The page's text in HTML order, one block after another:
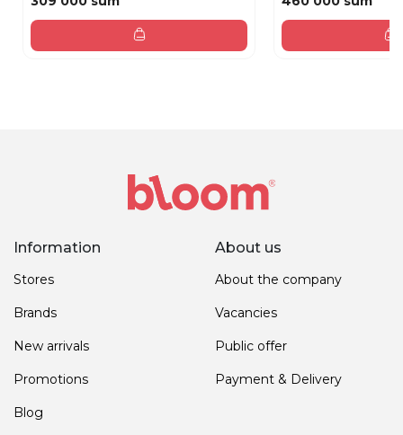
Information
Stores
Brands
New arrivals
Promotions
Blog
About us
About the company
Vacancies
Public offer
Payment & Delivery